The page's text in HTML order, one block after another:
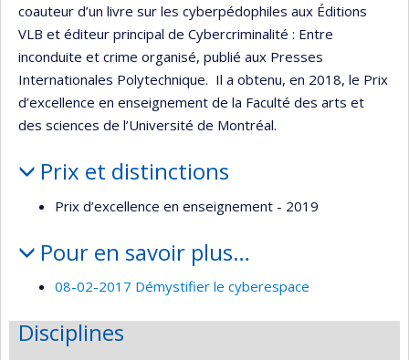
coauteur d’un livre sur les cyberpédophiles aux Éditions
VLB et éditeur principal de Cybercriminalité : Entre
inconduite et crime organisé, publié aux Presses
Internationales Polytechnique. Il a obtenu, en 2018, le Prix
d’excellence en enseignement de la Faculté des arts et
des sciences de l’Université de Montréal.
Prix et distinctions
Prix d’excellence en enseignement - 2019
Pour en savoir plus…
08-02-2017 Démystifier le cyberespace
Disciplines